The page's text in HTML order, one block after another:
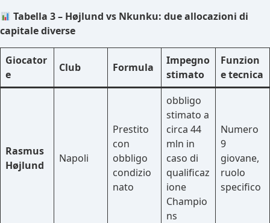
Tabella 3 – Højlund vs Nkunku: due allocazioni di
capitale diverse
Giocator
e
Club Formula
Impegno
stimato
Funzion
e tecnica
Rasmus
Højlund
Napoli
Prestito
con
obbligo
condizio
nato
obbligo
stimato a
circa 44
mln in
caso di
qualificaz
ione
Champio
ns
Numero
9
giovane,
ruolo
specifico